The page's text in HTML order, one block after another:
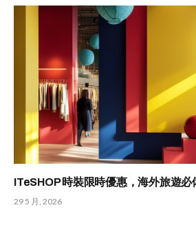
ITeSHOP 時裝限時優惠，海外旅遊必
29 5 月, 2026